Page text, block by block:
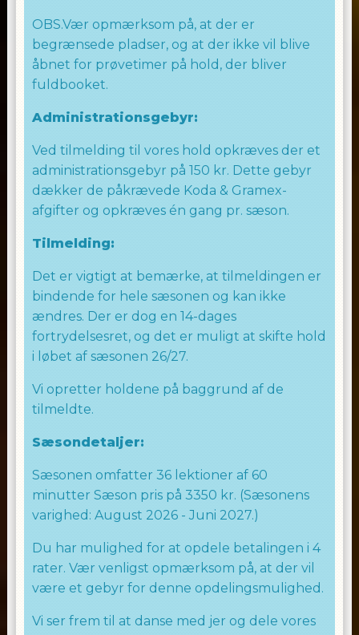
OBS.Vær opmærksom på, at der er
begrænsede pladser, og at der ikke vil blive
åbnet for prøvetimer på hold, der bliver
fuldbooket.
Administrationsgebyr:
Ved tilmelding til vores hold opkræves der et
administrationsgebyr på 150 kr. Dette gebyr
dækker de påkrævede Koda & Gramex-
afgifter og opkræves én gang pr. sæson.
Tilmelding:
Det er vigtigt at bemærke, at tilmeldingen er
bindende for hele sæsonen og kan ikke
ændres. Der er dog en 14-dages
fortrydelsesret, og det er muligt at skifte hold
i løbet af sæsonen 26/27.
Vi opretter holdene på baggrund af de
tilmeldte.
Sæsondetaljer:
Sæsonen omfatter 36 lektioner af 60
minutter Sæson pris på 3350 kr. (Sæsonens
varighed: August 2026 - Juni 2027.)
Du har mulighed for at opdele betalingen i 4
rater. Vær venligst opmærksom på, at der vil
være et gebyr for denne opdelingsmulighed.
Vi ser frem til at danse med jer og dele vores